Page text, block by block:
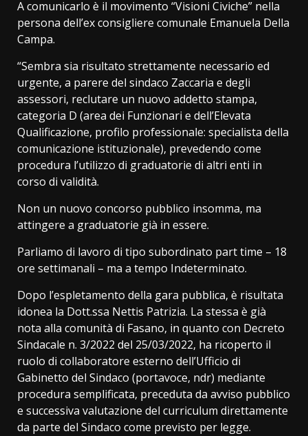
A comunicarlo è il movimento “Visioni Civiche” nella
persona dell’ex consigliere comunale Emanuela Della
Campa.
“Sembra sia risultato strettamente necessario ed
urgente, a parere del sindaco Zaccaria e degli
assessori, reclutare un nuovo addetto stampa,
categoria D (area dei Funzionari e dell’Elevata
Qualificazione, profilo professionale: specialista della
comunicazione istituzionale), prevedendo come
procedura l’utilizzo di graduatorie di altri enti in
corso di validità.
Non un nuovo concorso pubblico insomma, ma
attingere a graduatorie già in essere.
Parliamo di lavoro di tipo subordinato part time – 18
ore settimanali – ma a tempo Indeterminato.
Dopo l’espletamento della gara pubblica, è risultata
idonea la Dott.ssa Nettis Patrizia. La stessa è già
nota alla comunità di Fasano, in quanto con Decreto
Sindacale n. 3/2022 del 25/03/2022, ha ricoperto il
ruolo di collaboratore esterno dell’Ufficio di
Gabinetto del Sindaco (portavoce, ndr) mediante
procedura semplificata, preceduta da avviso pubblico
e successiva valutazione del curriculum direttamente
da parte del Sindaco come previsto per legge.